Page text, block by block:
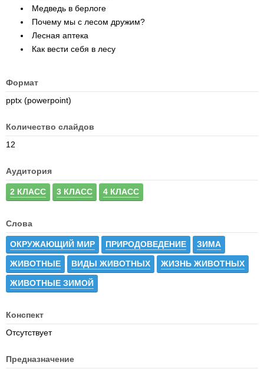
Медведь в берлоге
Почему мы с лесом дружим?
Лесная аптека
Как вести себя в лесу
Формат
pptx (powerpoint)
Количество слайдов
12
Аудитория
2 КЛАСС 3 КЛАСС 4 КЛАСС
Слова
ОКРУЖАЮЩИЙ МИР ПРИРОДОВЕДЕНИЕ ЗИМА
ЖИВОТНЫЕ ВИДЫ ЖИВОТНЫХ ЖИЗНЬ ЖИВОТНЫХ
ЖИВОТНЫЕ ЗИМОЙ
Конспект
Отсутствует
Предназначение